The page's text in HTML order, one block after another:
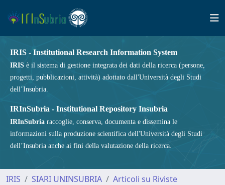
IRIS - Institutional Research Information System
IRIS è il sistema di gestione integrata dei dati della ricerca (persone,
progetti, pubblicazioni, attività) adottato dall'Università degli Studi
dell’Insubria.
IRInSubria - Institutional Repository Insubria
IRInSubria raccoglie, conserva, documenta e dissemina le
informazioni sulla produzione scientifica dell'Università degli Studi
dell’Insubria anche ai fini della valutazione della ricerca.
IRIS SIARI UNINSUBRIA
Articoli su Riviste